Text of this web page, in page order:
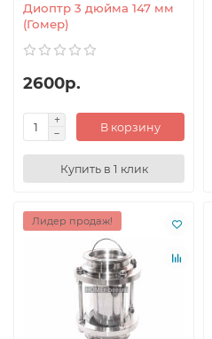
Диоптр 3 дюйма 147 мм
(Гомер)
2600р.
В корзину
Купить в 1 клик
Лидер продаж!